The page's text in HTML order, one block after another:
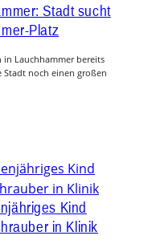
Stadt sucht
Platz
Lauchhammer bereits
Stadt noch einen großen
Kind
in Klinik